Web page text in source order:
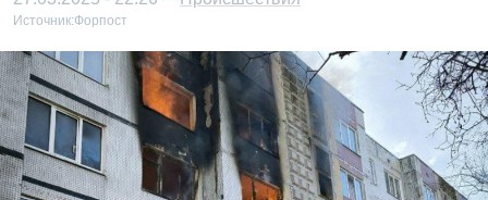
Источник:Форпост